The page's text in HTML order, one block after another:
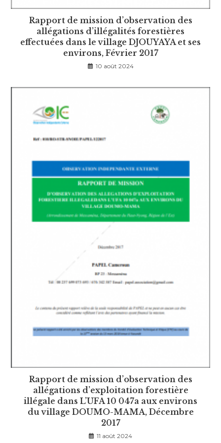
Rapport de mission d’observation des
allégations d’illégalités forestières
effectuées dans le village DJOUYAYA et ses
environs, Février 2017
10 août 2024
Rapport de mission d’observation des
allégations d’exploitation forestière
illégale dans L’UFA 10 047a aux environs
du village DOUMO-MAMA, Décembre
2017
11 août 2024